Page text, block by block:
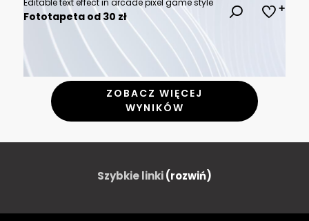
Fototapeta od 30 zł
ZOBACZ WIĘCEJ
WYNIKÓW
Szybkie linki(rozwiń)